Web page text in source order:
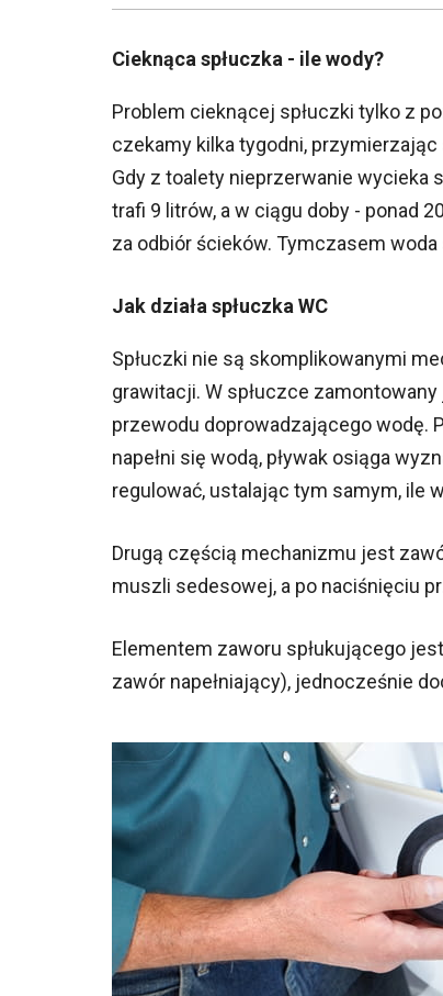
Cieknąca spłuczka - ile wody?
Problem cieknącej spłuczki tylko z
czekamy kilka tygodni,
Gdy z toalety nieprzerwanie wycieka
trafi 9 litrów, a w ciągu doby - ponad
za odbiór ścieków. Tymczasem woda
Jak działa spłuczka WC
Spłuczki nie są skomplikowanymi
grawitacji. W spłuczce
przewodu doprowadzającego wodę.
napełni się wodą, pływak osiąga
regulować, ustalając tym samym, ile
Drugą częścią mechanizmu jest
muszli sedesowej, a po naciśnięciu
Elementem zaworu spłukującego
zawór napełniający), jednocześnie